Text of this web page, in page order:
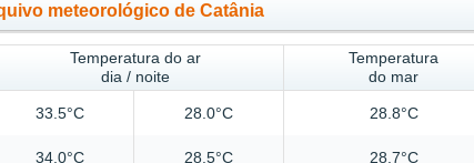
meteorológico de Catânia
Temperatura do ar
dia / noite
Temperatura
do mar
33.5°C 28.0°C 28.8°C
34.0°C 28.5°C 28.7°C